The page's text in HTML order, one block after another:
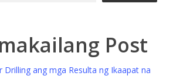
Post
Drilling ang mga Resulta ng Ikaapat na